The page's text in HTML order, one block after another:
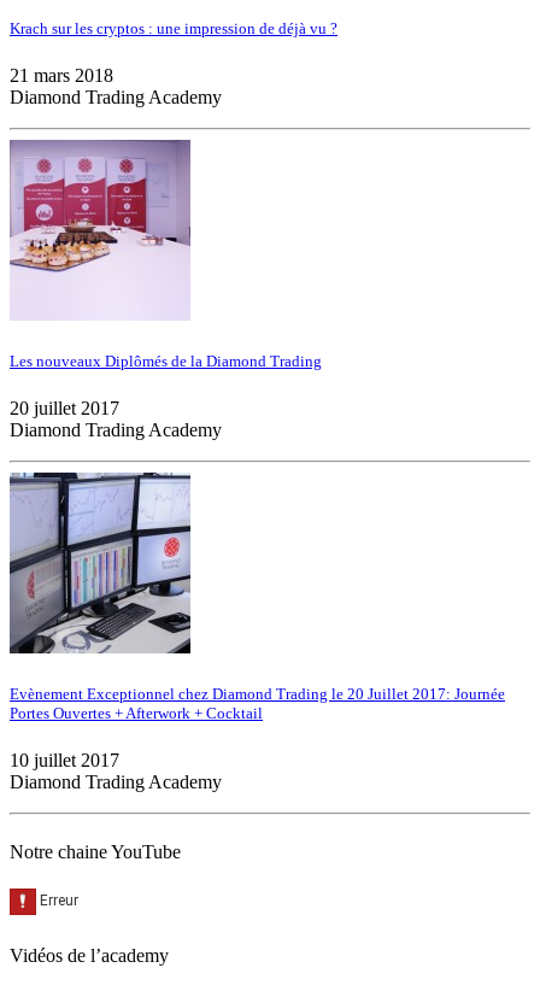
Krach sur les cryptos : une impression de déjà vu ?
21 mars 2018
Diamond Trading Academy
Les nouveaux Diplômés de la Diamond Trading
20 juillet 2017
Diamond Trading Academy
Evènement Exceptionnel chez Diamond Trading le 20 Juillet 2017: Journée
Portes Ouvertes + Afterwork + Cocktail
10 juillet 2017
Diamond Trading Academy
Notre chaine YouTube
Vidéos de l’academy